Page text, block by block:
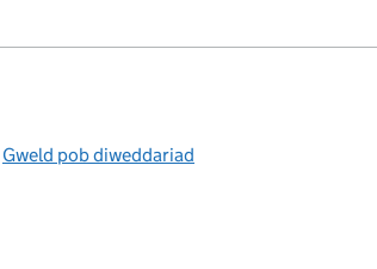
Gweld pob diweddariad